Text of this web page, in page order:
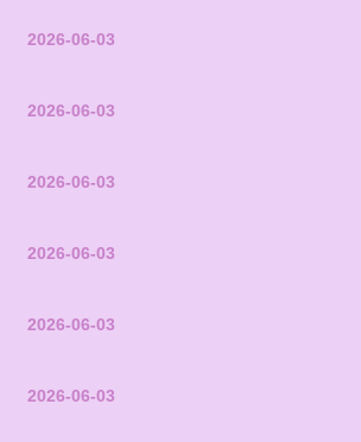
2026-06-03
2026-06-03
2026-06-03
2026-06-03
2026-06-03
2026-06-03